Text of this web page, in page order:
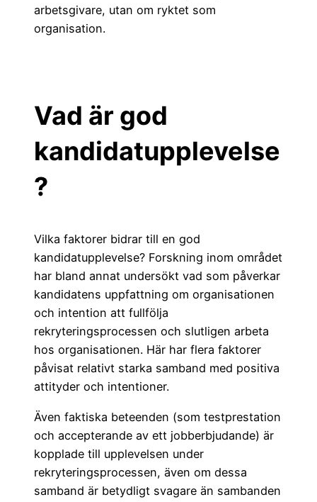
arbetsgivare, utan om ryktet som
organisation.
Vad är god
kandidatupplevelse
?
Vilka faktorer bidrar till en god
kandidatupplevelse? Forskning inom området
har bland annat undersökt vad som påverkar
kandidatens uppfattning om organisationen
och intention att fullfölja
rekryteringsprocessen och slutligen arbeta
hos organisationen. Här har flera faktorer
påvisat relativt starka samband med positiva
attityder och intentioner.
Även faktiska beteenden (som testprestation
och accepterande av ett jobberbjudande) är
kopplade till upplevelsen under
rekryteringsprocessen, även om dessa
samband är betydligt svagare än sambanden